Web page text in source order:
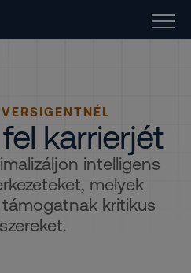
karrierjét
intelligens
melyek
kritikus